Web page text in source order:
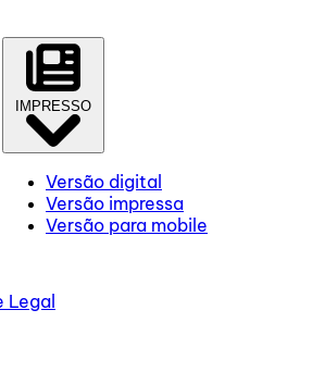
IMPRESSO
Versão digital
Versão impressa
Versão para mobile
Legal